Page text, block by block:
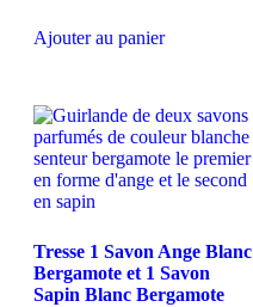
Ajouter au panier
Tresse 1 Savon Ange Blanc
Bergamote et 1 Savon
Sapin Blanc Bergamote